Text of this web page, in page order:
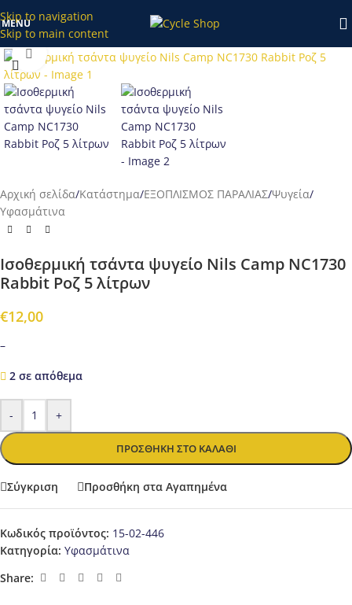
Skip to navigation
Skip to main content
κατάστημα το διάστημα 20/7-27/7 θα επεξεργαστούν απο εμάς
μετά τις 28/7!
MENU
Προβολή
Αρχική σελίδα/Κατάστημα/ΕΞΟΠΛΙΣΜΟΣ ΠΑΡΑΛΙΑΣ/Ψυγεία/
Υφασμάτινα
Ισοθερμική τσάντα ψυγείο Nils Camp NC1730
Rabbit Ροζ 5 λίτρων
€12,00
–
2 σε απόθεμα
- +
ΠΡΟΣΘΉΚΗ ΣΤΟ ΚΑΛΆΘΙ
Σύγκριση Προσθήκη στα Αγαπημένα
Κωδικός προϊόντος: 15-02-446
Κατηγορία: Υφασμάτινα
Share: